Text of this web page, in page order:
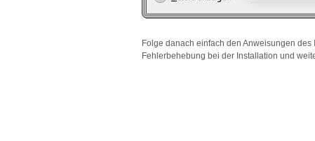
Folge danach einfach den Anweisungen
Fehlerbehebung bei der Installation und